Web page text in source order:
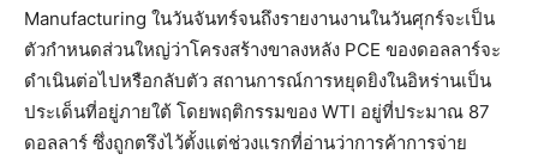
Manufacturing ในวันจันทร์จนถึงรายงานงานในวันศุกร์จะเป็น
ตัวกำหนดส่วนใหญ่ว่าโครงสร้างขาลงหลัง PCE ของดอลลาร์จะ
ดำเนินต่อไปหรือกลับตัว สถานการณ์การหยุดยิงในอิหร่านเป็น
ประเด็นที่อยู่ภายใต้ โดยพฤติกรรมของ WTI อยู่ที่ประมาณ 87
ดอลลาร์ ซึ่งถูกตรึงไว้ตั้งแต่ช่วงแรกที่อ่านว่าการค้าการจ่าย